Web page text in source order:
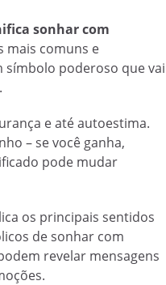
sonhar com
mais comuns e
poderoso que vai
e até autoestima.
– se você ganha,
pode mudar
os principais sentidos
de sonhar com
revelar mensagens